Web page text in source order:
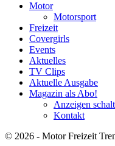
Motor
Motorsport
Freizeit
Covergirls
Events
Aktuelles
TV Clips
Aktuelle Ausgabe
Magazin als Abo!
Anzeigen
Kontakt
© 2026 - Motor Freizeit